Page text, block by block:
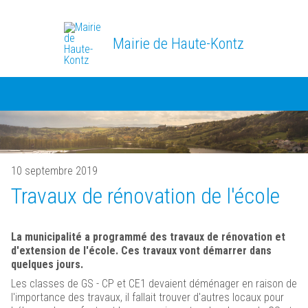
Mairie de Haute-Kontz
10 septembre 2019
Travaux de rénovation de l'école
La municipalité a programmé des travaux de rénovation et
d'extension de l'école. Ces travaux vont démarrer dans
quelques jours.
Les classes de GS - CP et CE1 devaient déménager en raison de
l'importance des travaux, il fallait trouver d'autres locaux pour